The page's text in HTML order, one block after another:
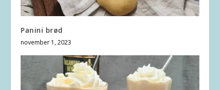
Panini brød
november 1, 2023